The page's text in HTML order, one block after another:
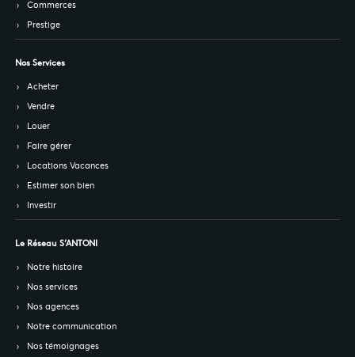
Commerces
Prestige
Nos Services
Acheter
Vendre
Louer
Faire gérer
Locations Vacances
Estimer son bien
Investir
Le Réseau S’ANTONI
Notre histoire
Nos services
Nos agences
Notre communication
Nos témoignages